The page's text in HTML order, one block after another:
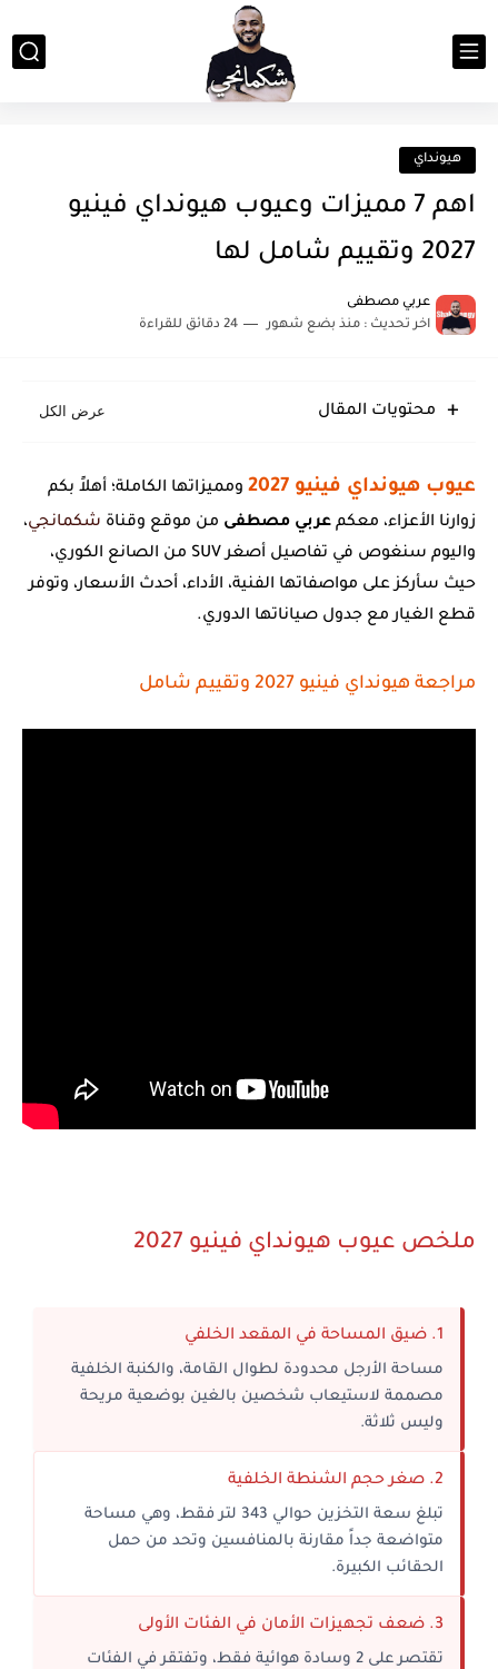
هيونداي
اهم 7 مميزات وعيوب هيونداي فينيو
2027 وتقييم شامل لها
عربي مصطفى
اخر تحديث : منذ بضع شهور 24 دقائق للقراءة
محتويات المقال
عيوب هيونداي فينيو 2027
ومميزاتها الكاملة؛ أهلاً بكم
زوارنا الأعزاء، معكم عربي مصطفى من موقع وقناة شكمانجي،
واليوم سنغوص في تفاصيل أصغر SUV من الصانع الكوري،
حيث سأركز على مواصفاتها الفنية، الأداء، أحدث الأسعار، وتوفر
قطع الغيار مع جدول صياناتها الدوري.
مراجعة هيونداي فينيو 2027 وتقييم شامل
ملخص عيوب هيونداي فينيو 2027
1. ضيق المساحة في المقعد الخلفي
مساحة الأرجل محدودة لطوال القامة، والكنبة الخلفية
مصممة لاستيعاب شخصين بالغين بوضعية مريحة
وليس ثلاثة.
2. صغر حجم الشنطة الخلفية
تبلغ سعة التخزين حوالي 343 لتر فقط، وهي مساحة
متواضعة جداً مقارنة بالمنافسين وتحد من حمل
الحقائب الكبيرة.
3. ضعف تجهيزات الأمان في الفئات الأولى
تقتصر على 2 وسادة هوائية فقط، وتفتقر في الفئات